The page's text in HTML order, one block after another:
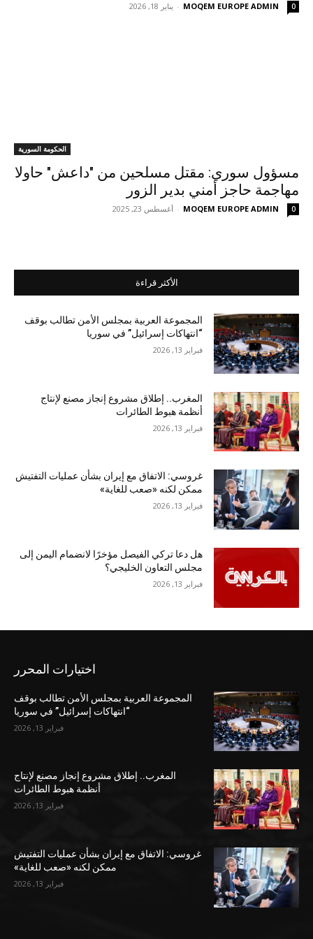
MOQEM EUROPE ADMIN
- يناير 18, 2026 0
الحكومة السورية
مسؤول سوري: مقتل مسلحين من "داعش" حاولا
مهاجمة حاجز أمني بدير الزور
MOQEM EUROPE ADMIN
- أغسطس 23, 2025 0
الأكثر قراءة
المجموعة العربية بمجلس الأمن تطالب بوقف
“انتهاكات إسرائيل” في سوريا
فبراير 13, 2026
المغرب.. إطلاق مشروع إنجاز مصنع لإنتاج
أنظمة هبوط الطائرات
فبراير 13, 2026
غروسي: الاتفاق مع إيران بشأن عمليات التفتيش
ممكن لكنه «صعب للغاية»
فبراير 13, 2026
هل دعا تركي الفيصل مؤخرًا لانضمام اليمن إلى
مجلس التعاون الخليجي؟
فبراير 13, 2026
اختيارات المحرر
المجموعة العربية بمجلس الأمن تطالب بوقف
“انتهاكات إسرائيل” في سوريا
فبراير 13, 2026
المغرب.. إطلاق مشروع إنجاز مصنع لإنتاج
أنظمة هبوط الطائرات
فبراير 13, 2026
غروسي: الاتفاق مع إيران بشأن عمليات التفتيش
ممكن لكنه «صعب للغاية»
فبراير 13, 2026